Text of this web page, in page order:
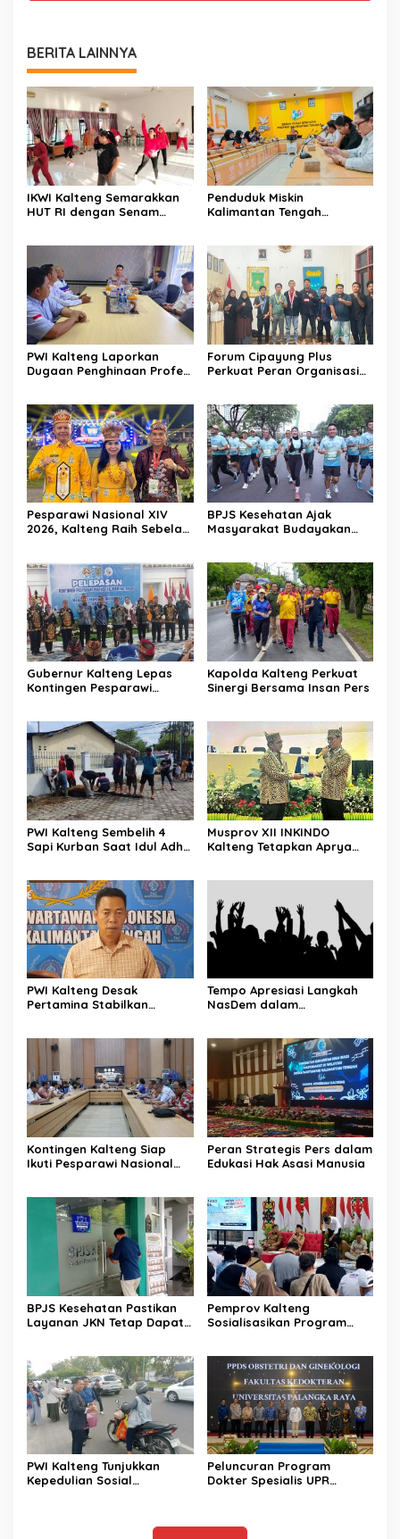
BERITA LAINNYA
IKWI Kalteng Semarakkan
HUT RI dengan Senam
Penduduk Miskin
Kalimantan Tengah
PWI Kalteng Laporkan
Dugaan Penghinaan Profesi
Forum Cipayung Plus
Perkuat Peran Organisasi
Mitra Kritis Pemerintah
Pesparawi Nasional XIV
2026, Kalteng Raih Sebelas
BPJS Kesehatan Ajak
Masyarakat Budayakan
Gubernur Kalteng Lepas
Kontingen Pesparawi
Kapolda Kalteng Perkuat
Sinergi Bersama Insan Pers
PWI Kalteng Sembelih 4
Sapi Kurban Saat Idul Adha
Musprov XII INKINDO
Kalteng Tetapkan Aprya
PWI Kalteng Desak
Pertamina Stabilkan
Tempo Apresiasi Langkah
NasDem dalam
Kontingen Kalteng Siap
Ikuti Pesparawi Nasional
Peran Strategis Pers dalam
Edukasi Hak Asasi Manusia
BPJS Kesehatan Pastikan
Layanan JKN Tetap Dapat
Pemprov Kalteng
Sosialisasikan Program
PWI Kalteng Tunjukkan
Kepedulian Sosial
Peluncuran Program
Dokter Spesialis UPR